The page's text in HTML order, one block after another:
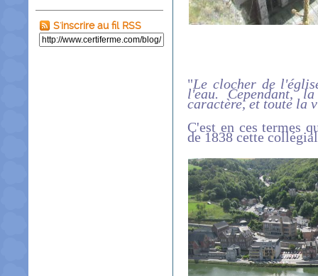
S'inscrire au fil RSS
"Le clocher de
l'eau. Cependant,
caractère, et toute la
C'est en ces termes
de 1838 cette